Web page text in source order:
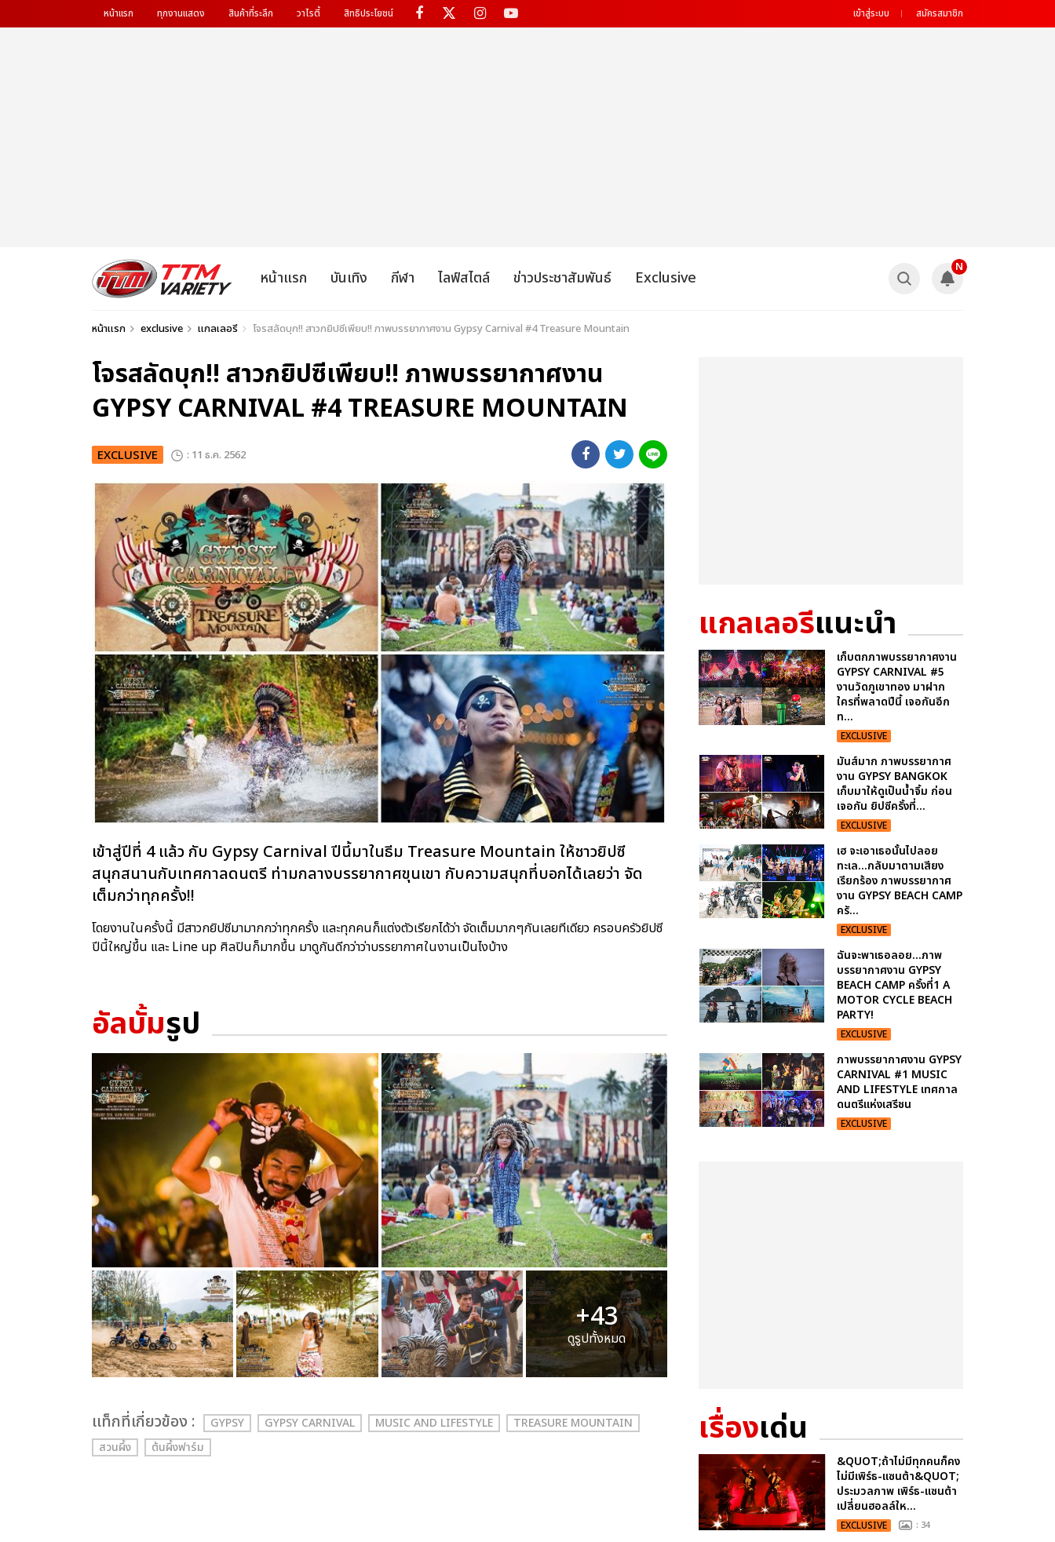
หน้าแรก ทุกงานแสดง สินค้าที่ระลึก วาไรตี้ สิทธิประโยชน์ เข้าสู่ระบบ สมัครสมาชิก
หน้าแรก บันเทิง กีฬา ไลฟ์สไตล์ ข่าวประชาสัมพันธ์ Exclusive
N
หน้าแรก exclusive แกลเลอรี โจรสลัดบุก!! สาวกยิปซีเพียบ!! ภาพบรรยากาศงาน Gypsy Carnival #4 Treasure Mountain
โจรสลัดบุก!! สาวกยิปซีเพียบ!! ภาพบรรยากาศงาน
GYPSY CARNIVAL #4 TREASURE MOUNTAIN
EXCLUSIVE : 11 ธ.ค. 2562
เข้าสู่ปีที่ 4 แล้ว กับ Gypsy Carnival ปีนี้มาในธีม Treasure Mountain ให้ชาวยิปซี
สนุกสนานกับเทศกาลดนตรี ท่ามกลางบรรยากาศขุนเขา กับความสนุกที่บอกได้เลยว่า จัด
เต็มกว่าทุกครั้ง!!
โดยงานในครั้งนี้ มีสาวกยิปซีมามากกว่าทุกครั้ง และทุกคนก็แต่งตัวเรียกได้ว่า จัดเต็มมากๆกันเลยทีเดียว ครอบครัวยิปซี
ปีนี้ใหญ่ขึ้น และ Line up ศิลปินก็มากขึ้น มาดูกันดีกว่าว่าบรรยากาศในงานเป็นไงบ้าง
อัลบั้มรูป
+43
ดูรูปทั้งหมด
เเท็กที่เกี่ยวข้อง : GYPSY GYPSY CARNIVAL MUSIC AND LIFESTYLE
TREASURE MOUNTAIN
สวนผึ้ง
ต้นผึ้งฟาร์ม
แกลเลอรีแนะนำ
เก็บตกภาพบรรยากาศงาน
GYPSY CARNIVAL #5
งานวัดภูเขาทอง มาฝาก
ใครที่พลาดปีนี้ เจอกันอีก
ท...
EXCLUSIVE
มันส์มาก ภาพบรรยากาศ
งาน GYPSY BANGKOK
เก็บมาให้ดูเป็นน้ำจิ้ม ก่อน
เจอกัน ยิปซีครั้งที่...
EXCLUSIVE
เฮ จะเอาเธอนั้นไปลอย
ทะเล...กลับมาตามเสียง
เรียกร้อง ภาพบรรยากาศ
งาน GYPSY BEACH CAMP
ครั...
EXCLUSIVE
ฉันจะพาเธอลอย...ภาพ
บรรยากาศงาน GYPSY
BEACH CAMP ครั้งที่1 A
MOTOR CYCLE BEACH
PARTY!
EXCLUSIVE
ภาพบรรยากาศงาน GYPSY
CARNIVAL #1 MUSIC
AND LIFESTYLE เทศกาล
ดนตรีแห่งเสรีชน
EXCLUSIVE
เรื่องเด่น
&QUOT;ถ้าไม่มีทุกคนก็คง
ไม่มีเพิร์ธ-แซนต้า&QUOT;
ประมวลภาพ เพิร์ธ-แซนต้า
เปลี่ยนฮอลล์ให...
EXCLUSIVE : 34